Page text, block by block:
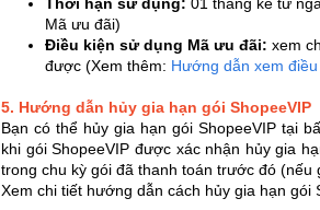
Mã ưu đãi)
Điều kiện sử dụng Mã ưu đãi: xem
được (Xem thêm: Hướng dẫn xem
5. Hướng dẫn hủy gia hạn gói ShopeeVIP
Bạn có thể hủy gia hạn gói ShopeeVIP tại
khi gói ShopeeVIP được xác nhận hủy gia
trong chu kỳ gói đã thanh toán trước đó (nếu
Xem chi tiết hướng dẫn cách hủy gia hạn gói